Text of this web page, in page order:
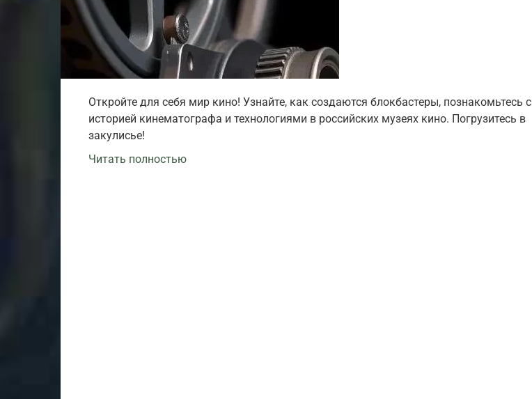
Откройте для себя мир кино! Узнайте, как создаются блокбастеры, познакомьтесь с
историей кинематографа и технологиями в российских музеях кино. Погрузитесь в
закулисье!
Читать полностью